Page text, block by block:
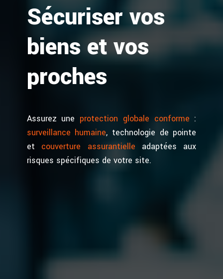
Sécuriser vos
biens et vos
proches
Assurez une protection globale conforme :
surveillance humaine, technologie de pointe
et couverture assurantielle adaptées aux
risques spécifiques de votre site.